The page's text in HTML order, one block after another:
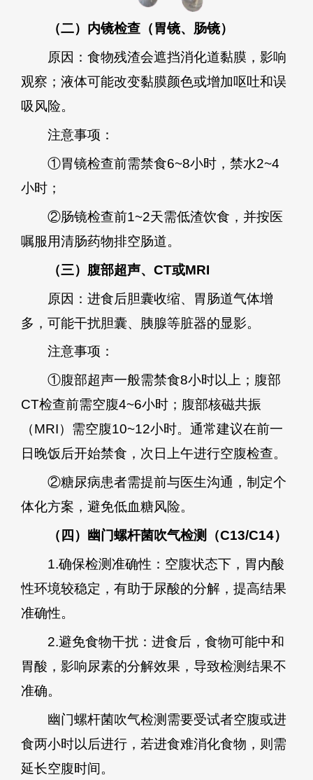
（二）内镜检查（胃镜、肠镜）
原因：食物残渣会遮挡消化道黏膜，影响
观察；液体可能改变黏膜颜色或增加呕吐和误
吸风险。
注意事项：
①胃镜检查前需禁食6~8小时，禁水2~4
小时；
②肠镜检查前1~2天需低渣饮食，并按医
嘱服用清肠药物排空肠道。
（三）腹部超声、CT或MRI
原因：进食后胆囊收缩、胃肠道气体增
多，可能干扰胆囊、胰腺等脏器的显影。
注意事项：
①腹部超声一般需禁食8小时以上；腹部
CT检查前需空腹4~6小时；腹部核磁共振
（MRI）需空腹10~12小时。通常建议在前一
日晚饭后开始禁食，次日上午进行空腹检查。
②糖尿病患者需提前与医生沟通，制定个
体化方案，避免低血糖风险。
（四）幽门螺杆菌吹气检测（C13/C14）
1.确保检测准确性：空腹状态下，胃内酸
性环境较稳定，有助于尿酸的分解，提高结果
准确性。
2.避免食物干扰：进食后，食物可能中和
胃酸，影响尿素的分解效果，导致检测结果不
准确。
幽门螺杆菌吹气检测需要受试者空腹或进
食两小时以后进行，若进食难消化食物，则需
延长空腹时间。